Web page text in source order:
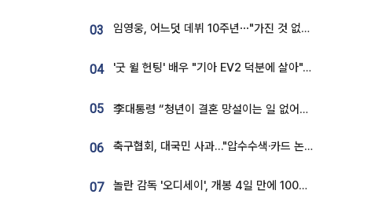
03 임영웅, 어느덧 데뷔 10주년⋯"가진 것 없던 시절, 내 앞엔 20명의 팬뿐"
04 '굿 윌 헌팅' 배우 "기아 EV2 덕분에 살아"…교통사고 후 안전성 극찬
05 李대통령 “청년이 결혼 망설이는 일 없어야...제도상 불이익 조사”
06 축구협회, 대국민 사과…"압수수색·카드 논란 사죄, 강도 높은 쇄신"
07 놀란 감독 '오디세이', 개봉 4일 만에 100만 돌파⋯'왕사남' 보다 빠르다